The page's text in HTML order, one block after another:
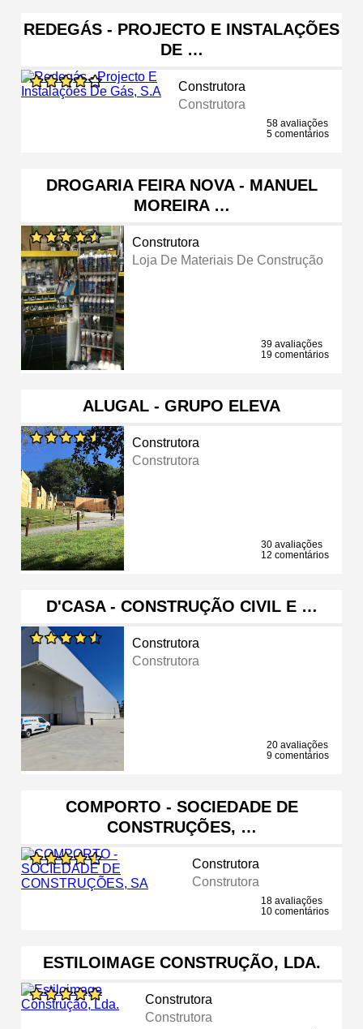
REDEGÁS - PROJECTO E INSTALAÇÕES
DE …
Construtora
Construtora
58 avaliações
5 comentários
DROGARIA FEIRA NOVA - MANUEL
MOREIRA …
Construtora
Loja De Materiais De Construção
39 avaliações
19 comentários
ALUGAL - GRUPO ELEVA
Construtora
Construtora
30 avaliações
12 comentários
D'CASA - CONSTRUÇÃO CIVIL E …
Construtora
Construtora
20 avaliações
9 comentários
COMPORTO - SOCIEDADE DE
CONSTRUÇÕES, …
Construtora
Construtora
18 avaliações
10 comentários
ESTILOIMAGE CONSTRUÇÃO, LDA.
Construtora
Construtora